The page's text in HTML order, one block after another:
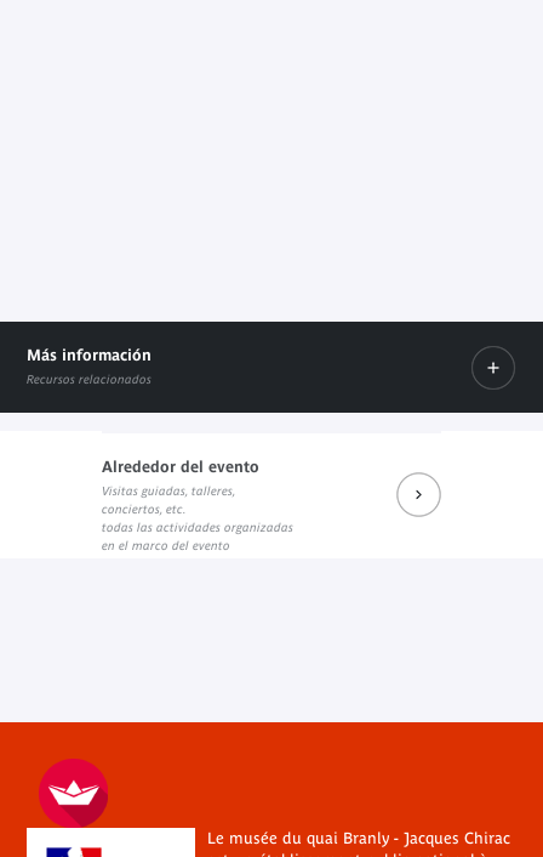
Más información
Recursos relacionados
Prochains rendez-vous du salon de lecture JK
Enlace externo
Réécouter les dernières rencontres
Enlace externo
Prochains événements sur
Enlace externo
Alrededor del evento
Visitas guiadas, talleres,
conciertos, etc.
todas las actividades organizadas
en el marco del evento
Le musée du quai Branly - Jacques Chirac